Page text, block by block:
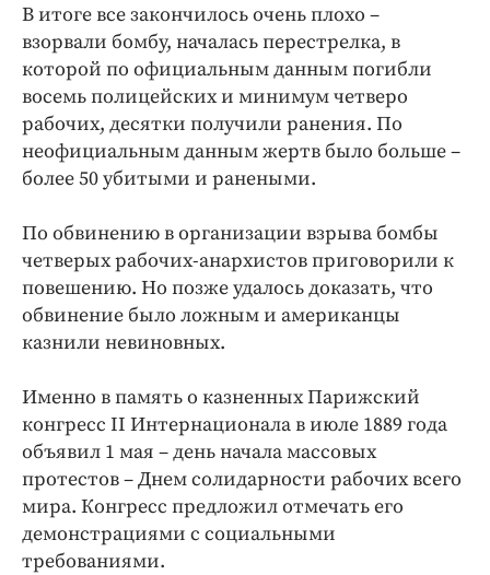
В итоге все закончилось очень плохо –
взорвали бомбу, началась перестрелка, в
которой по официальным данным погибли
восемь полицейских и минимум четверо
рабочих, десятки получили ранения. По
неофициальным данным жертв было больше –
более 50 убитыми и ранеными.
По обвинению в организации взрыва бомбы
четверых рабочих-анархистов приговорили к
повешению. Но позже удалось доказать, что
обвинение было ложным и американцы
казнили невиновных.
Именно в память о казненных Парижский
конгресс II Интернационала в июле 1889 года
объявил 1 мая – день начала массовых
протестов – Днем солидарности рабочих всего
мира. Конгресс предложил отмечать его
демонстрациями с социальными
требованиями.